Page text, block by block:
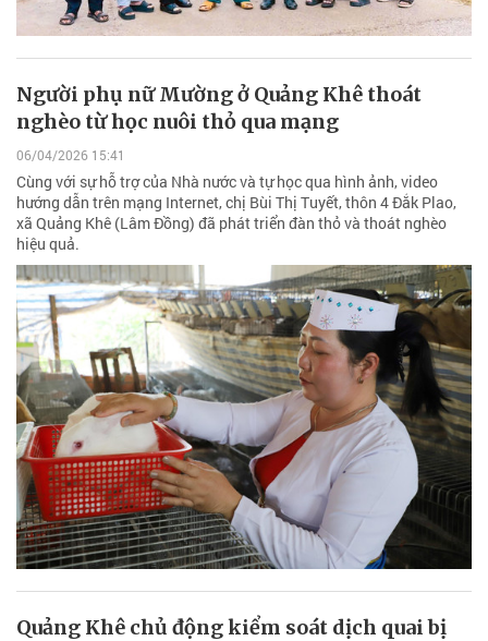
Người phụ nữ Mường ở Quảng Khê thoát
nghèo từ học nuôi thỏ qua mạng
06/04/2026 15:41
Cùng với sự hỗ trợ của Nhà nước và tự học qua hình ảnh, video
hướng dẫn trên mạng Internet, chị Bùi Thị Tuyết, thôn 4 Đắk Plao,
xã Quảng Khê (Lâm Đồng) đã phát triển đàn thỏ và thoát nghèo
hiệu quả.
Quảng Khê chủ động kiểm soát dịch quai bị